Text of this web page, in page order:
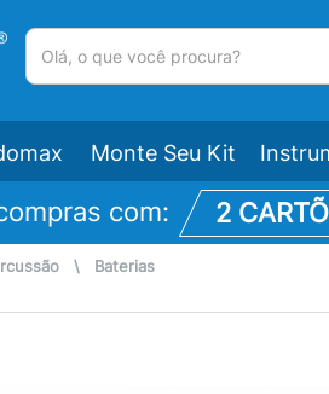
Monte Seu Kit
com: 2
\ Baterias